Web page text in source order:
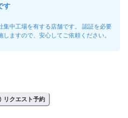
す
集中工場を有する店舗です。 認証を必要
ますので、安心してご依頼ください。
リクエスト予約